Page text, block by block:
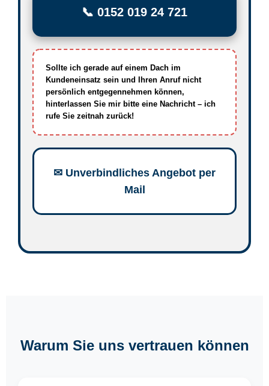
📞 0152 019 24 721
Sollte ich gerade auf einem Dach im
Kundeneinsatz sein und Ihren Anruf nicht
persönlich entgegennehmen können,
hinterlassen Sie mir bitte eine Nachricht – ich
rufe Sie zeitnah zurück!
✉ Unverbindliches Angebot per
Mail
Warum Sie uns vertrauen können